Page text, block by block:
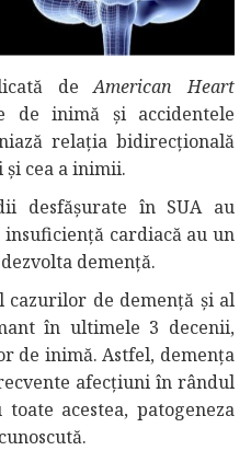
deAmerican Heart
de inimă și accidentele
relația bidirecțională
cea a inimii.
desfășurate în SUA au
insuficiență cardiacă au un
demență.
de demență și al
în ultimele 3 decenii,
de inimă. Astfel, demența
afecțiuni în rândul
acestea, patogeneza